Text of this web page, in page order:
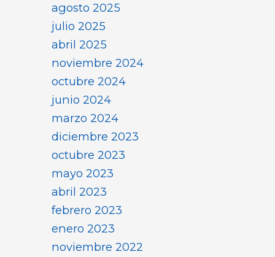
agosto 2025
julio 2025
abril 2025
noviembre 2024
octubre 2024
junio 2024
marzo 2024
diciembre 2023
octubre 2023
mayo 2023
abril 2023
febrero 2023
enero 2023
noviembre 2022